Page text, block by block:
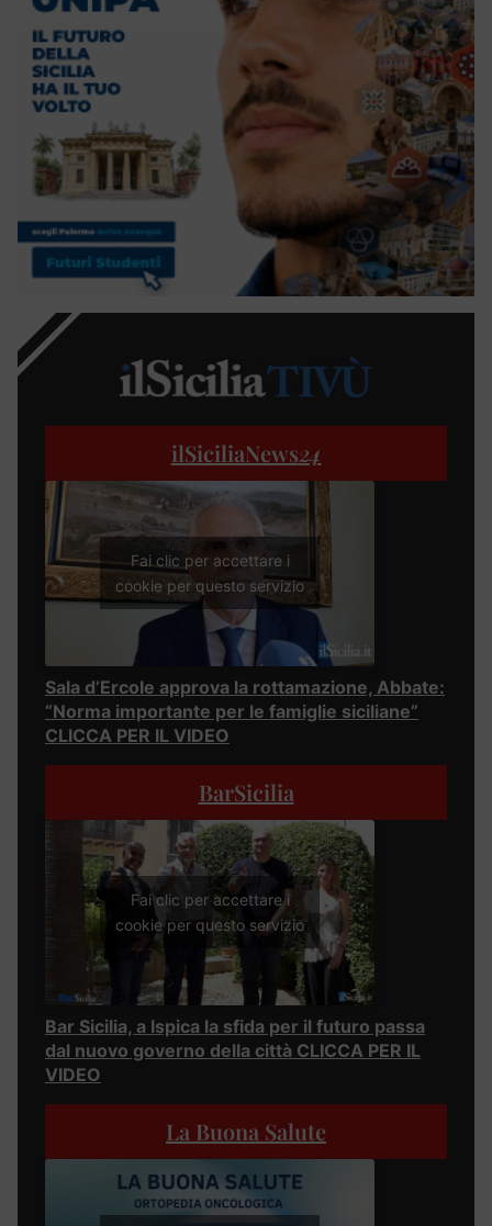
ilSiciliaNews24
Fai clic per accettare i
cookie per questo servizio
Sala d’Ercole approva la rottamazione, Abbate:
“Norma importante per le famiglie siciliane”
CLICCA PER IL VIDEO
BarSicilia
Fai clic per accettare i
cookie per questo servizio
Bar Sicilia, a Ispica la sfida per il futuro passa
dal nuovo governo della città CLICCA PER IL
VIDEO
La Buona Salute